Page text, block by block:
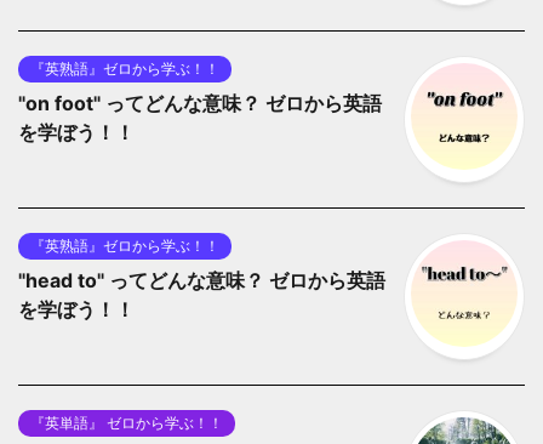
『英熟語』ゼロから学ぶ！！
"on foot" ってどんな意味？ ゼロから英語
を学ぼう！！
『英熟語』ゼロから学ぶ！！
"head to" ってどんな意味？ ゼロから英語
を学ぼう！！
『英単語』 ゼロから学ぶ！！